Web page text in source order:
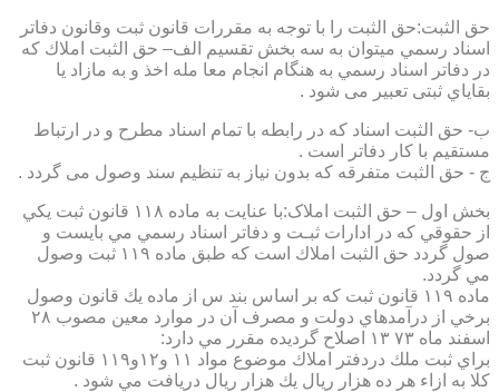
حق الثبت:حق الثبت را با توجه به مقررات قانون ثبت وقانون دفاتر
اسناد رسمي ميتوان به سه بخش تقسيم الف– حق الثبت املاك كه
در دفاتر اسناد رسمي به هنگام انجام معا مله اخذ و به مازاد يا
بقاياي ثبتی تعبیر می شود .
ب- حق الثبت اسناد كه در رابطه با تمام اسناد مطرح و در ارتباط
مستقيم با كار دفاتر است .
ج - حق الثبت متفرقه كه بدون نياز به تنظیم سند وصول می گردد .
بخش اول – حق الثبت املاک:با عنايت به ماده ۱۱۸ قانون ثبت يكي
از حقوقي كه در ادارات ثبـت و دفاتر اسناد رسمي مي بايست و
صول گردد حق الثبت املاك است كه طبق ماده ۱۱۹ ثبت وصول
مي گردد.
ماده ۱۱۹ قانون ثبت كه بر اساس بند س از ماده يك قانون وصول
برخي از درآمدهاي دولت و مصرف آن در موارد معين مصوب ۲۸
اسفند ماه ۷۳ ۱۳ اصلاح گرديده مقرر مي دارد:
براي ثبت ملك دردفتر املاك موضوع مواد ۱۱ و۱۲و۱۱۹ قانون ثبت
كلا به ازاء هر ده هزار ريال يك هزار ريال دريافت مي شود .